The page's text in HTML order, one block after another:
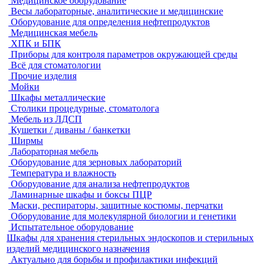
Весы лабораторные, аналитические и медицинские
Оборудование для определения нефтепродуктов
Медицинская мебель
ХПК и БПК
Приборы для контроля параметров окружающей среды
Всё для стоматологии
Прочие изделия
Мойки
Шкафы металлические
Столики процедурные, стоматолога
Мебель из ЛДСП
Кушетки / диваны / банкетки
Ширмы
Лабораторная мебель
Оборудование для зерновых лабораторий
Температура и влажность
Оборудование для анализа нефтепродуктов
Ламинарные шкафы и боксы ПЦР
Маски, респираторы, защитные костюмы, перчатки
Оборудование для молекулярной биологии и генетики
Испытательное оборудование
Шкафы для хранения стерильных эндоскопов и стерильных
изделий медицинского назначения
Актуально для борьбы и профилактики инфекций